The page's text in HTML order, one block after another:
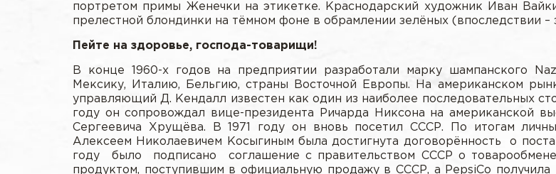
портретом примы Женечки на этикетке. Краснодарский художник Иван
прелестной блондинки на тёмном фоне в обрамлении зелёных (впоследствии –
Пейте на здоровье, господа-товарищи!
В конце 1960-х годов на предприятии разработали марку шампанского
Мексику, Италию, Бельгию, страны Восточной Европы. На американском
управляющий Д. Кендалл известен как один из наиболее последовательных
году он сопровождал вице-президента Ричарда Никсона на американской
Сергеевича Хрущёва. В 1971 году он вновь посетил СССР. По итогам
Алексеем Николаевичем Косыгиным была достигнута договорённость о
году было подписано соглашение с правительством СССР о
продуктом, поступившим в официальную продажу в СССР, а PepsiCo